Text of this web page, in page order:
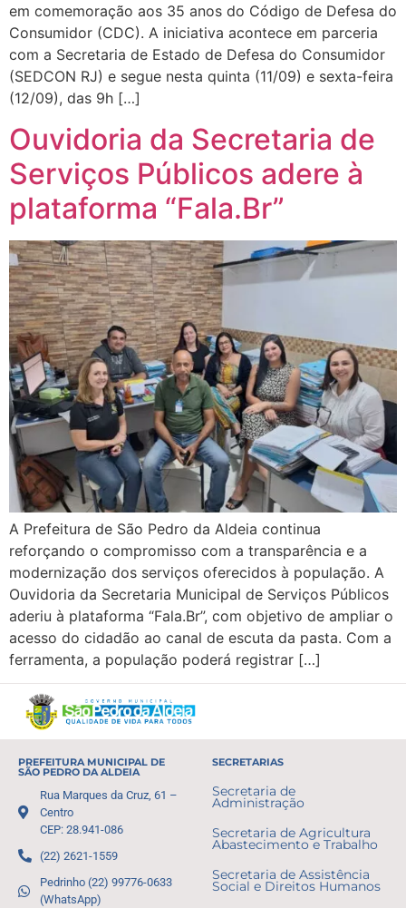
em comemoração aos 35 anos do Código de Defesa do
Consumidor (CDC). A iniciativa acontece em parceria
com a Secretaria de Estado de Defesa do Consumidor
(SEDCON RJ) e segue nesta quinta (11/09) e sexta-feira
(12/09), das 9h […]
Ouvidoria da Secretaria de
Serviços Públicos adere à
plataforma “Fala.Br”
A Prefeitura de São Pedro da Aldeia continua
reforçando o compromisso com a transparência e a
modernização dos serviços oferecidos à população. A
Ouvidoria da Secretaria Municipal de Serviços Públicos
aderiu à plataforma “Fala.Br”, com objetivo de ampliar o
acesso do cidadão ao canal de escuta da pasta. Com a
ferramenta, a população poderá registrar […]
PREFEITURA MUNICIPAL DE
SÃO PEDRO DA ALDEIA
Rua Marques da Cruz, 61 –
Centro
CEP: 28.941-086
(22) 2621-1559
Pedrinho (22) 99776-0633
(WhatsApp)
SECRETARIAS
Secretaria de
Administração
Secretaria de Agricultura
Abastecimento e Trabalho
Secretaria de Assistência
Social e Direitos Humanos